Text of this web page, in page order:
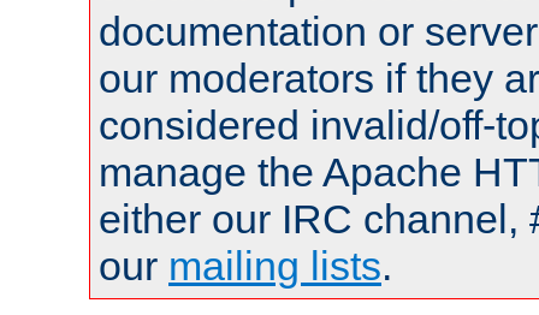
documentation or
our moderators if they
considered invalid/off-
manage the Apache
either our IRC channel,
our mailing lists.